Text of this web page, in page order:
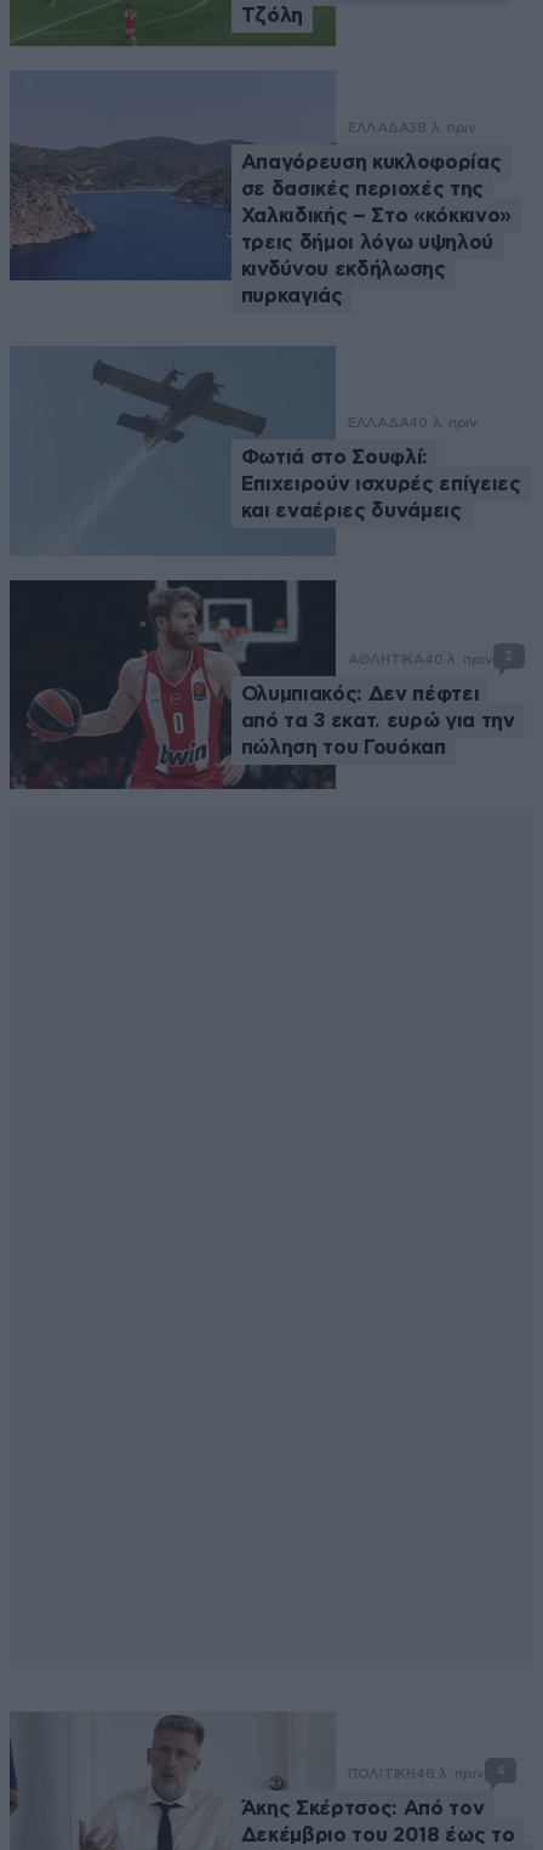
Τζόλη
ΕΛΛΑΔΑ38 λ. πριν
Απαγόρευση κυκλοφορίας
σε δασικές περιοχές της
Χαλκιδικής – Στο «κόκκινο»
τρεις δήμοι λόγω υψηλού
κινδύνου εκδήλωσης
πυρκαγιάς
ΕΛΛΑΔΑ40 λ. πριν
Φωτιά στο Σουφλί:
Επιχειρούν ισχυρές επίγειες
και εναέριες δυνάμεις
ΑΘΛΗΤΙΚΑ40 λ. πριν 2
Ολυμπιακός: Δεν πέφτει
από τα 3 εκατ. ευρώ για την
πώληση του Γουόκαπ
ΠΟΛΙΤΙΚΗ48 λ. πριν 4
Άκης Σκέρτσος: Από τον
Δεκέμβριο του 2018 έως το